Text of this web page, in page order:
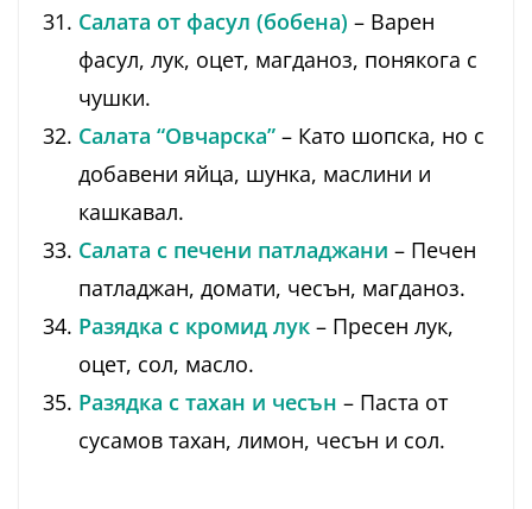
Салата от фасул (бобена) – Варен
фасул, лук, оцет, магданоз, понякога с
чушки.
Салата “Овчарска” – Като шопска, но с
добавени яйца, шунка, маслини и
кашкавал.
Салата с печени патладжани – Печен
патладжан, домати, чесън, магданоз.
Разядка с кромид лук – Пресен лук,
оцет, сол, масло.
Разядка с тахан и чесън – Паста от
сусамов тахан, лимон, чесън и сол.